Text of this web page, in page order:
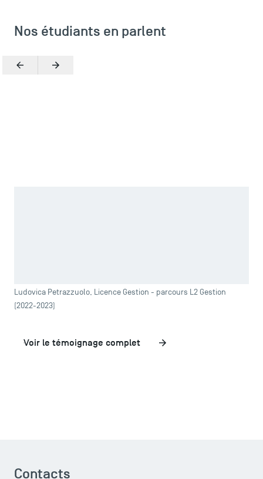
Nos étudiants en parlent
PrécédentSuivant
Ludovica Petrazzuolo, Licence Gestion - parcours L2 Gestion
(2022-2023)
Voir le témoignage complet
Contacts